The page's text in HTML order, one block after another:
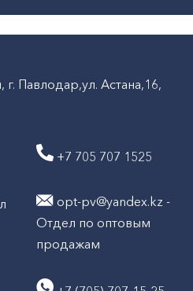
г. Павлодар,ул. Астана,16,
+7 705 707 1525
opt-pv@yandex.kz -
Отдел по оптовым
продажам